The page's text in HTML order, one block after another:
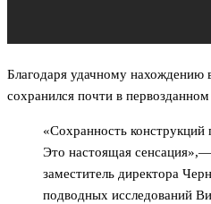
Благодаря удачному нахождению
сохранился почти в
«Сохранность
Это настоящая
заместитель директора
подводных исследований